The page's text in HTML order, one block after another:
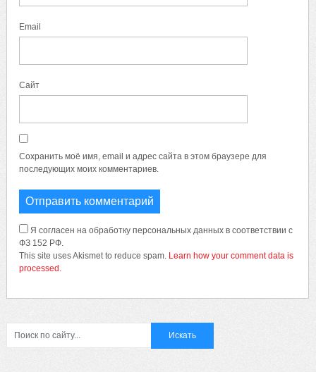
Email
Сайт
Сохранить моё имя, email и адрес сайта в этом браузере для
последующих моих комментариев.
Я согласен на обработку персональных данных в соответствии с
ФЗ 152 РФ.
This site uses Akismet to reduce spam. Learn how your comment data is
processed.